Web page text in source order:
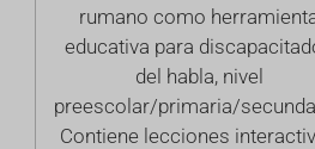
rumano como
educativa para
del habla, nivel
preescolar/primaria/
Contiene lecciones